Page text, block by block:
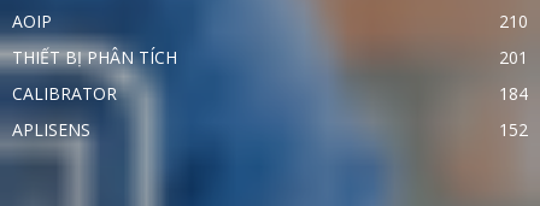
AOIP
210
THIẾT BỊ PHÂN TÍCH
201
CALIBRATOR
184
APLISENS
152